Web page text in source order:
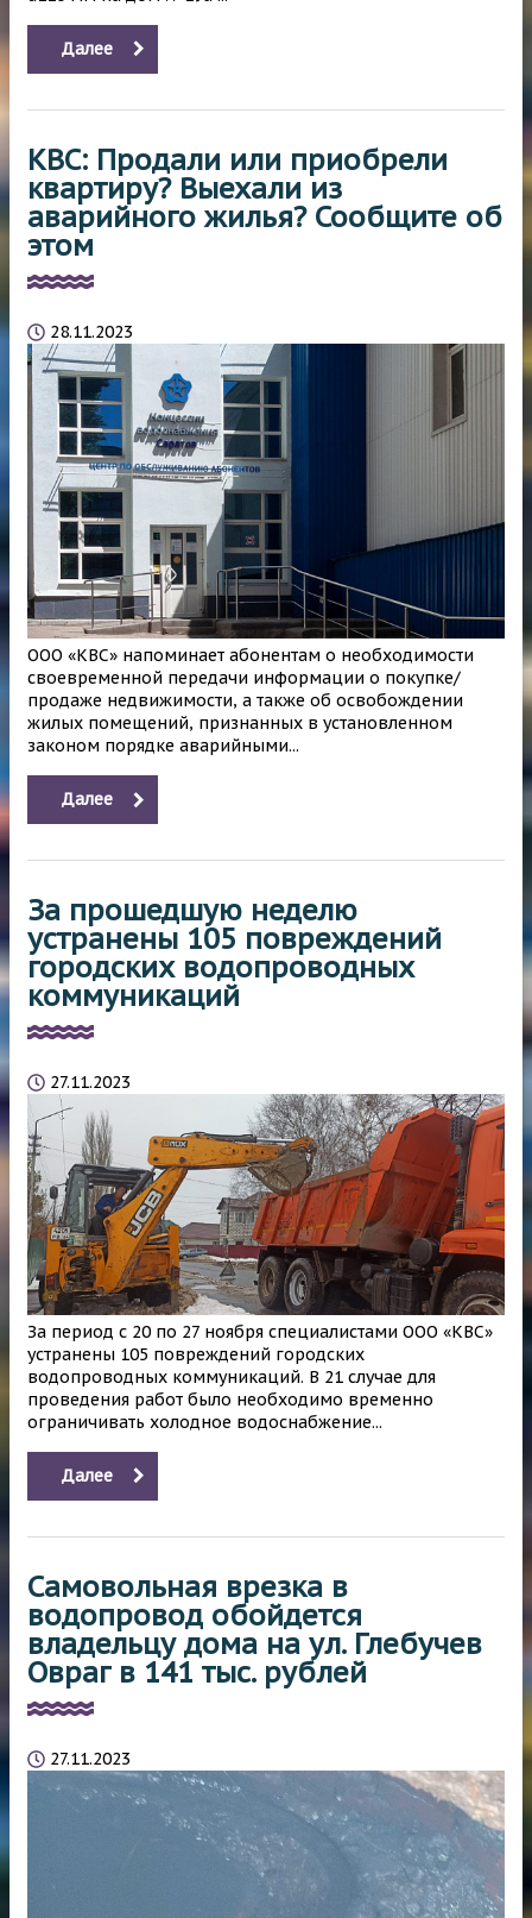
Далее
КВС: Продали или приобрели
квартиру? Выехали из
аварийного жилья? Сообщите об
этом
28.11.2023
ООО «КВС» напоминает абонентам о необходимости
своевременной передачи информации о покупке/
продаже недвижимости, а также об освобождении
жилых помещений, признанных в установленном
законом порядке аварийными...
Далее
За прошедшую неделю
устранены 105 повреждений
городских водопроводных
коммуникаций
27.11.2023
За период с 20 по 27 ноября специалистами ООО «КВС»
устранены 105 повреждений городских
водопроводных коммуникаций. В 21 случае для
проведения работ было необходимо временно
ограничивать холодное водоснабжение...
Далее
Самовольная врезка в
водопровод обойдется
владельцу дома на ул. Глебучев
Овраг в 141 тыс. рублей
27.11.2023